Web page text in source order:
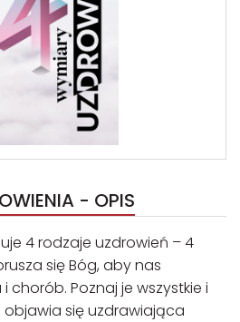
- OPIS
4 rodzaje uzdrowień – 4
się Bóg, aby nas
chorób. Poznaj je wszystkie i
objawia się uzdrawiająca